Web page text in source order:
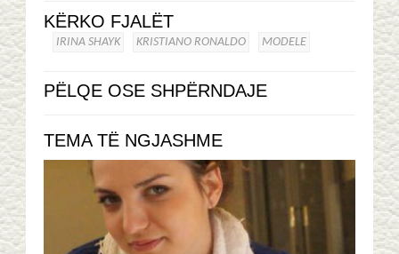
KËRKO FJALËT
IRINA SHAYK KRISTIANO RONALDO MODELE
PËLQE OSE SHPËRNDAJE
TEMA TË NGJASHME